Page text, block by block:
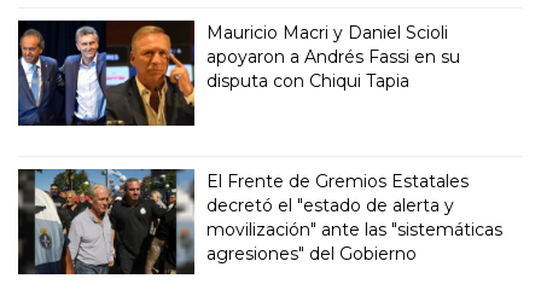
Mauricio Macri y Daniel Scioli
apoyaron a Andrés Fassi en su
disputa con Chiqui Tapia
El Frente de Gremios Estatales
decretó el "estado de alerta y
movilización" ante las "sistemáticas
agresiones" del Gobierno